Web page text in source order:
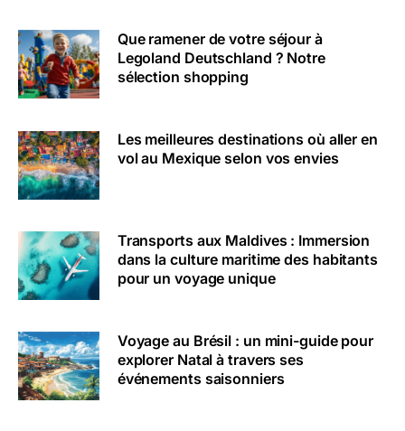
Que ramener de votre séjour à
Legoland Deutschland ? Notre
sélection shopping
Les meilleures destinations où aller en
vol au Mexique selon vos envies
Transports aux Maldives : Immersion
dans la culture maritime des habitants
pour un voyage unique
Voyage au Brésil : un mini-guide pour
explorer Natal à travers ses
événements saisonniers